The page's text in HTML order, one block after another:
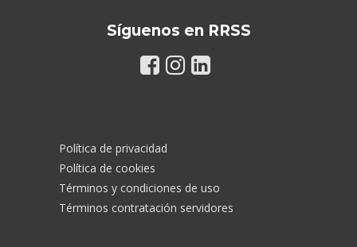
Síguenos en RRSS
Política de privacidad
Política de cookies
Términos y condiciones de uso
Términos contratación servidores